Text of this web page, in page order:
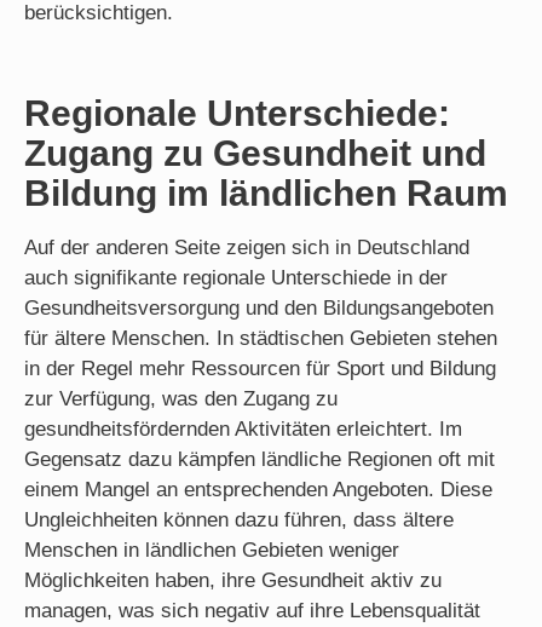
berücksichtigen.
Regionale Unterschiede:
Zugang zu Gesundheit und
Bildung im ländlichen Raum
Auf der anderen Seite zeigen sich in Deutschland
auch signifikante regionale Unterschiede in der
Gesundheitsversorgung und den Bildungsangeboten
für ältere Menschen. In städtischen Gebieten stehen
in der Regel mehr Ressourcen für Sport und Bildung
zur Verfügung, was den Zugang zu
gesundheitsfördernden Aktivitäten erleichtert. Im
Gegensatz dazu kämpfen ländliche Regionen oft mit
einem Mangel an entsprechenden Angeboten. Diese
Ungleichheiten können dazu führen, dass ältere
Menschen in ländlichen Gebieten weniger
Möglichkeiten haben, ihre Gesundheit aktiv zu
managen, was sich negativ auf ihre Lebensqualität